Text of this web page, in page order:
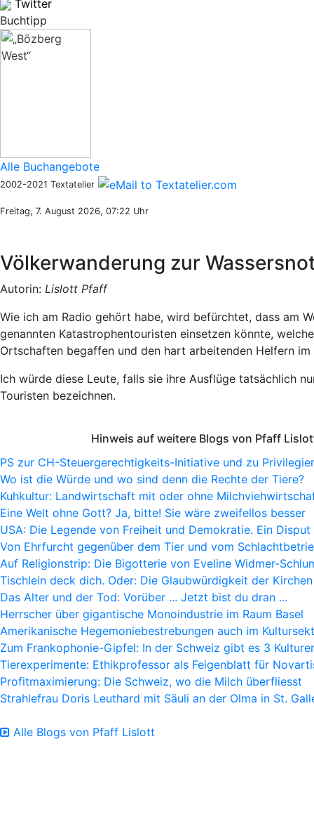
Twitter
Buchtipp
Alle Buchangebote
2002-2021 Textatelier
Freitag, 7. August 2026, 07:22 Uhr
Völkerwanderung zur
Autorin: Lislott Pfaff
Wie ich am Radio gehört habe, wird befürchtet, dass am
genannten Katastrophentouristen einsetzen könnte,
Ortschaften begaffen und den hart arbeitenden Helfern im
Ich würde diese Leute, falls sie ihre Ausflüge tatsächlich
Touristen bezeichnen.
Hinweis auf weitere Blogs von Pfaff
PS zur CH-Steuergerechtigkeits-Initiative und zu
Wo ist die Würde und wo sind denn die Rechte der Tiere?
Kuhkultur: Landwirtschaft mit oder ohne
Eine Welt ohne Gott? Ja, bitte! Sie wäre zweifellos besser
USA: Die Legende von Freiheit und Demokratie. Ein Disput
Von Ehrfurcht gegenüber dem Tier und vom
Auf Religionstrip: Die Bigotterie von Eveline Widmer-
Tischlein deck dich. Oder: Die Glaubwürdigkeit der Kirchen
Das Alter und der Tod: Vorüber ... Jetzt bist du dran ...
Herrscher über gigantische Monoindustrie im Raum Basel
Amerikanische Hegemoniebestrebungen auch im
Zum Frankophonie-Gipfel: In der Schweiz gibt es 3
Tierexperimente: Ethikprofessor als Feigenblatt für
Profitmaximierung: Die Schweiz, wo die Milch überfliesst
Strahlefrau Doris Leuthard mit Säuli an der Olma in St.
Alle Blogs von Pfaff Lislott